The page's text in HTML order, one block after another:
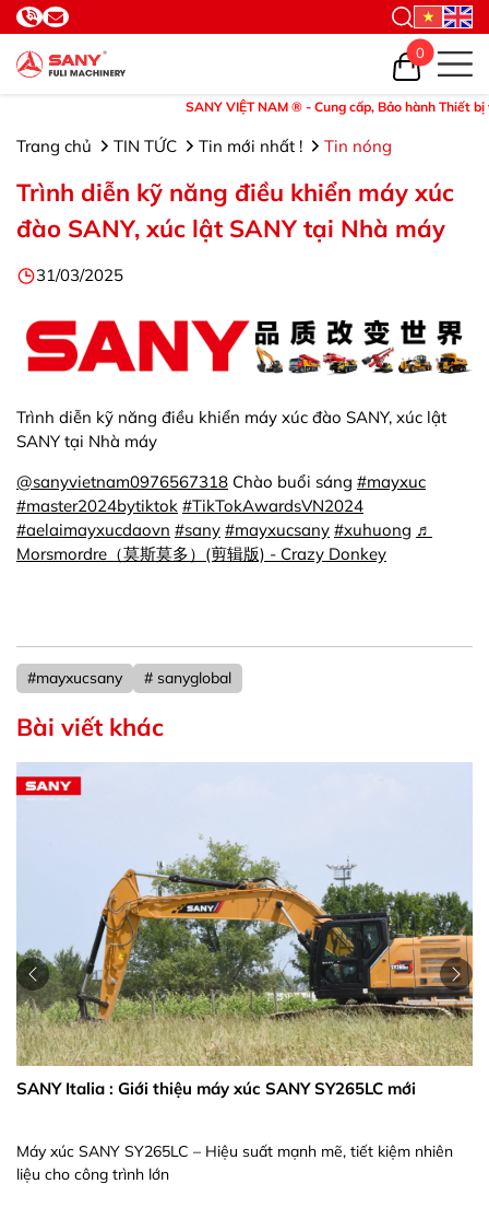
SANY VIỆT NAM ® - Cung cấp, Bảo hành Thiết bị
0
Trang chủ TIN TỨC Tin mới nhất ! Tin nóng
Trình diễn kỹ năng điều khiển máy xúc
đào SANY, xúc lật SANY tại Nhà máy
31/03/2025
Trình diễn kỹ năng điều khiển máy xúc đào SANY, xúc lật
SANY tại Nhà máy
@sanyvietnam0976567318 Chào buổi sáng #mayxuc
#master2024bytiktok #TikTokAwardsVN2024
#aelaimayxucdaovn #sany #mayxucsany #xuhuong ♬
Morsmordre（莫斯莫多）(剪辑版) - Crazy Donkey
#mayxucsany # sanyglobal
Bài viết khác
SANY Italia : Giới thiệu máy xúc SANY SY265LC mới
Máy xúc SANY SY265LC – Hiệu suất mạnh mẽ, tiết kiệm nhiên
liệu cho công trình lớn